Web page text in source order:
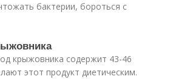
бактерии, бороться с
крыжовника содержит 43-46
этот продукт диетическим.